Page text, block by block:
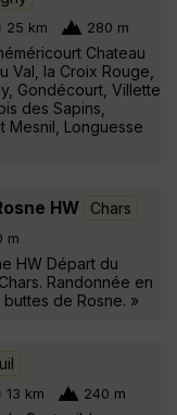
25 km 280 m
Chateau
Val, la Croix Rouge,
Gondécourt, Villette
des Sapins,
Mesnil, Longuesse
HW Chars
m
HW Départ du
Randonnée en
de Rosne. »
13 km 240 m